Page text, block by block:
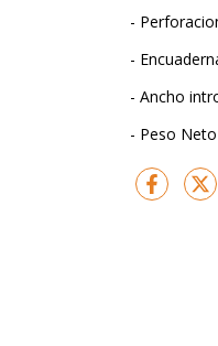
-
-
- Ancho
- Peso